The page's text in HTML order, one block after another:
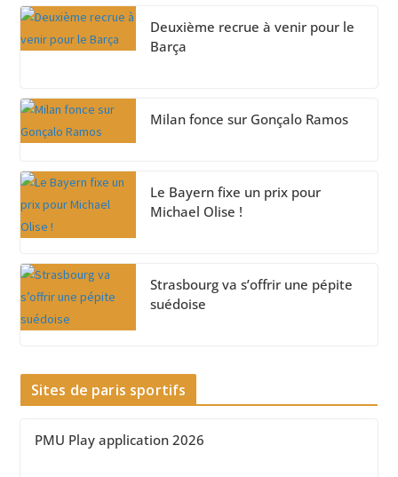
Deuxième recrue à venir pour le
Barça
Milan fonce sur Gonçalo Ramos
Le Bayern fixe un prix pour
Michael Olise !
Strasbourg va s’offrir une pépite
suédoise
Sites de paris sportifs
PMU Play application 2026